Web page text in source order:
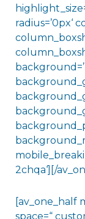
radius=’0px‘
2chqa‘][/
[av_one_half
space=“